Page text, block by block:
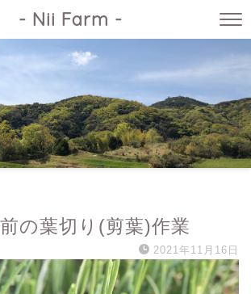
- Nii Farm -
の葉切り(剪葉)作業
2021年11月16日